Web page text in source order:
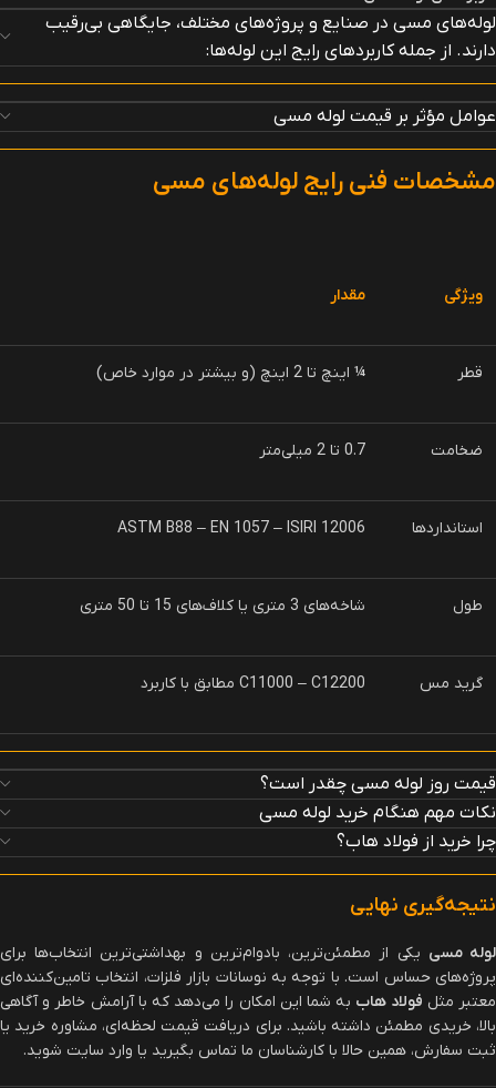
لوله‌های مسی در صنایع و پروژه‌های مختلف، جایگاهی بی‌رقیب
دارند. از جمله کاربردهای رایج این لوله‌ها:
عوامل مؤثر بر قیمت لوله مسی
مشخصات فنی رایج لوله‌های مسی
ویژگی مقدار
قطر ¼ اینچ تا 2 اینچ (و بیشتر در موارد خاص)
ضخامت 0.7 تا 2 میلی‌متر
استانداردها ASTM B88 – EN 1057 – ISIRI 12006
طول شاخه‌های 3 متری یا کلاف‌های 15 تا 50 متری
گرید مس C11000 – C12200 مطابق با کاربرد
قیمت روز لوله مسی چقدر است؟
نکات مهم هنگام خرید لوله مسی
چرا خرید از فولاد هاب؟
نتیجه‌گیری نهایی
لوله مسی یکی از مطمئن‌ترین، بادوام‌ترین و بهداشتی‌ترین انتخاب‌ها برای
پروژه‌های حساس است. با توجه به نوسانات بازار فلزات، انتخاب تامین‌کننده‌ای
معتبر مثل فولاد هاب به شما این امکان را می‌دهد که با آرامش خاطر و آگاهی
بالا، خریدی مطمئن داشته باشید. برای دریافت قیمت لحظه‌ای، مشاوره خرید یا
ثبت سفارش، همین حالا با کارشناسان ما تماس بگیرید یا وارد سایت شوید.